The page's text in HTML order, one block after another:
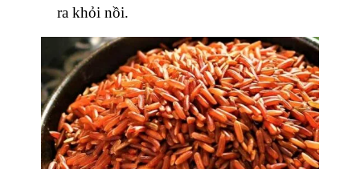
ra khỏi nồi.